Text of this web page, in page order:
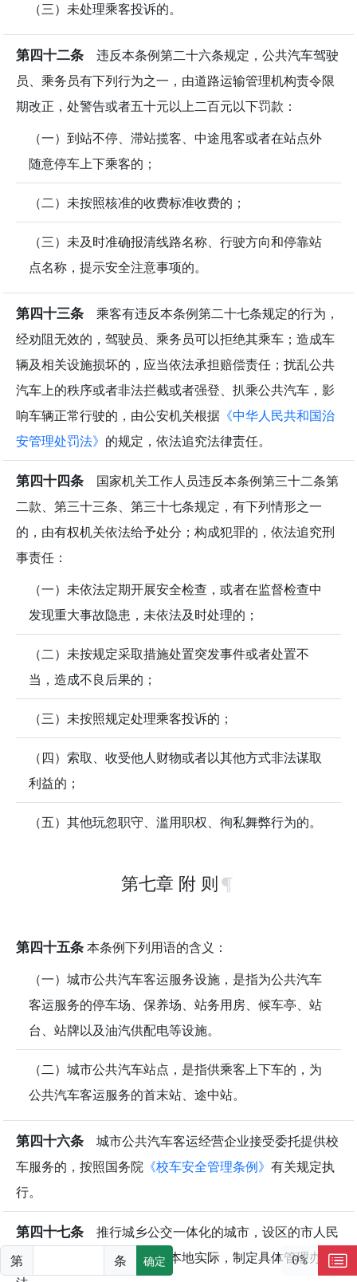
（三）未处理乘客投诉的。
第四十二条 违反本条例第二十六条规定，公共汽车驾驶
员、乘务员有下列行为之一，由道路运输管理机构责令限
期改正，处警告或者五十元以上二百元以下罚款：
（一）到站不停、滞站揽客、中途甩客或者在站点外
随意停车上下乘客的；
（二）未按照核准的收费标准收费的；
（三）未及时准确报清线路名称、行驶方向和停靠站
点名称，提示安全注意事项的。
第四十三条 乘客有违反本条例第二十七条规定的行为，
经劝阻无效的，驾驶员、乘务员可以拒绝其乘车；造成车
辆及相关设施损坏的，应当依法承担赔偿责任；扰乱公共
汽车上的秩序或者非法拦截或者强登、扒乘公共汽车，影
响车辆正常行驶的，由公安机关根据 《中华人民共和国治
安管理处罚法》 的规定，依法追究法律责任。
第四十四条 国家机关工作人员违反本条例第三十二条第
二款、第三十三条、第三十七条规定，有下列情形之一
的，由有权机关依法给予处分；构成犯罪的，依法追究刑
事责任：
（一）未依法定期开展安全检查，或者在监督检查中
发现重大事故隐患，未依法及时处理的；
（二）未按规定采取措施处置突发事件或者处置不
当，造成不良后果的；
（三）未按照规定处理乘客投诉的；
（四）索取、收受他人财物或者以其他方式非法谋取
利益的；
（五）其他玩忽职守、滥用职权、徇私舞弊行为的。
第七章 附 则
第四十五条本条例下列用语的含义：
（一）城市公共汽车客运服务设施，是指为公共汽车
客运服务的停车场、保养场、站务用房、候车亭、站
台、站牌以及油汽供配电等设施。
（二）城市公共汽车站点，是指供乘客上下车的，为
公共汽车客运服务的首末站、途中站。
第四十六条 城市公共汽车客运经营企业接受委托提供校
车服务的，按照国务院 《校车安全管理条例》 有关规定执
行。
第四十七条 推行城乡公交一体化的城市，设区的市人民
政府可以参照本条例，结合本地实际，制定具体管理办
第 条 确定 0%